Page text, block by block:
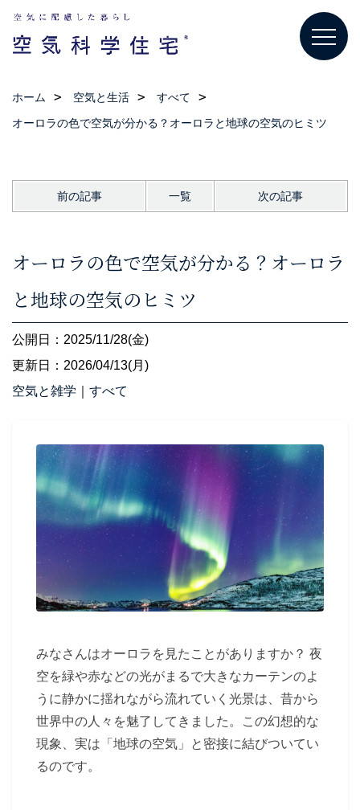
ホーム 空気と生活
すべて
オーロラの色で空気が分かる？オーロラと地球の空気のヒミツ
前の記事 一覧 次の記事
オーロラの色で空気が分かる？オーロラ
と地球の空気のヒミツ
公開日：2025/11/28(金)
更新日：2026/04/13(月)
空気と雑学
すべて
みなさんはオーロラを見たことがありますか？ 夜
空を緑や赤などの光がまるで大きなカーテンのよ
うに静かに揺れながら流れていく光景は、昔から
世界中の人々を魅了してきました。この幻想的な
現象、実は「地球の空気」と密接に結びついてい
るのです。